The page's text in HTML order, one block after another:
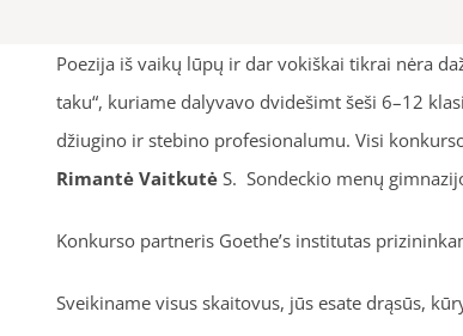
Poezija iš vaikų lūpų ir dar vokiškai tikrai nėra
taku“, kuriame dalyvavo dvidešimt šeši 6–12
džiugino ir stebino profesionalumu. Visi
Rimantė VaitkutėS. Sondeckio menų
Konkurso partneris Goethe’s institutas
Sveikiname visus skaitovus, jūs esate drąsūs,